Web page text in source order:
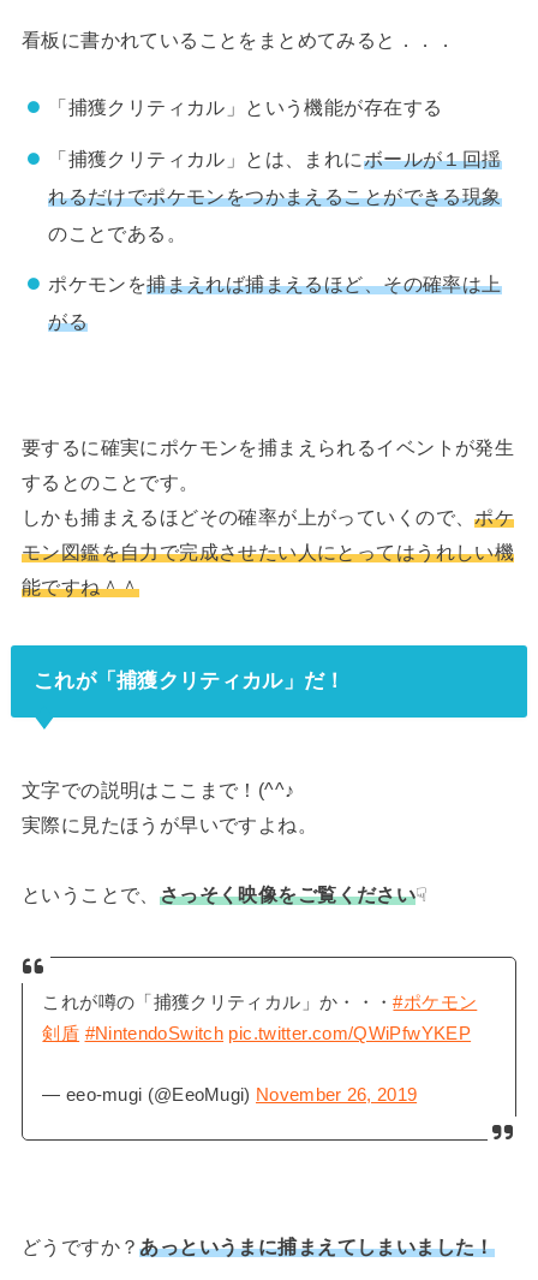
看板に書かれていることをまとめてみると．．．
「捕獲クリティカル」という機能が存在する
「捕獲クリティカル」とは、まれにボールが１回揺
れるだけでポケモンをつかまえることができる現象
のことである。
ポケモンを捕まえれば捕まえるほど、その確率は上
がる
要するに確実にポケモンを捕まえられるイベントが発生
するとのことです。
しかも捕まえるほどその確率が上がっていくので、ポケ
モン図鑑を自力で完成させたい人にとってはうれしい機
能ですね＾＾
これが「捕獲クリティカル」だ！
文字での説明はここまで！(^^♪
実際に見たほうが早いですよね。
ということで、 さっそく映像をご覧ください☟
これが噂の「捕獲クリティカル」か・・・#ポケモン
剣盾 #NintendoSwitch pic.twitter.com/QWiPfwYKEP
— eeo-mugi (@EeoMugi) November 26, 2019
どうですか？あっというまに捕まえてしまいました！